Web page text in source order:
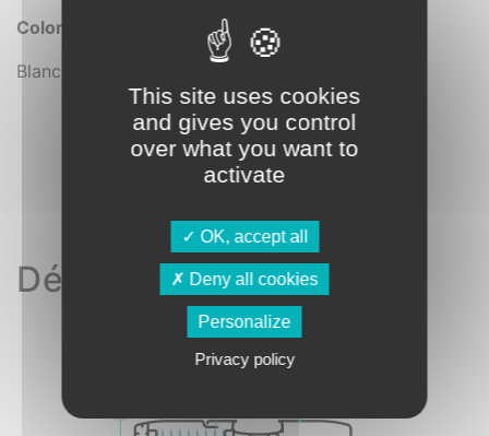
Coloris accessoires plastiques
Blanc I Gris
Détails techniques
This site uses cookies
and gives you control
over what you want to
activate
OK, accept all
Deny all cookies
Personalize
Privacy policy